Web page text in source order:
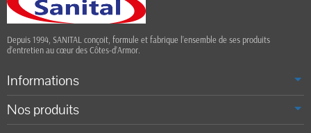
Depuis 1994, SANITAL conçoit, formule et fabrique l’ensemble de ses produits
d’entretien au cœur des Côtes-d’Armor.
Informations
Nos produits